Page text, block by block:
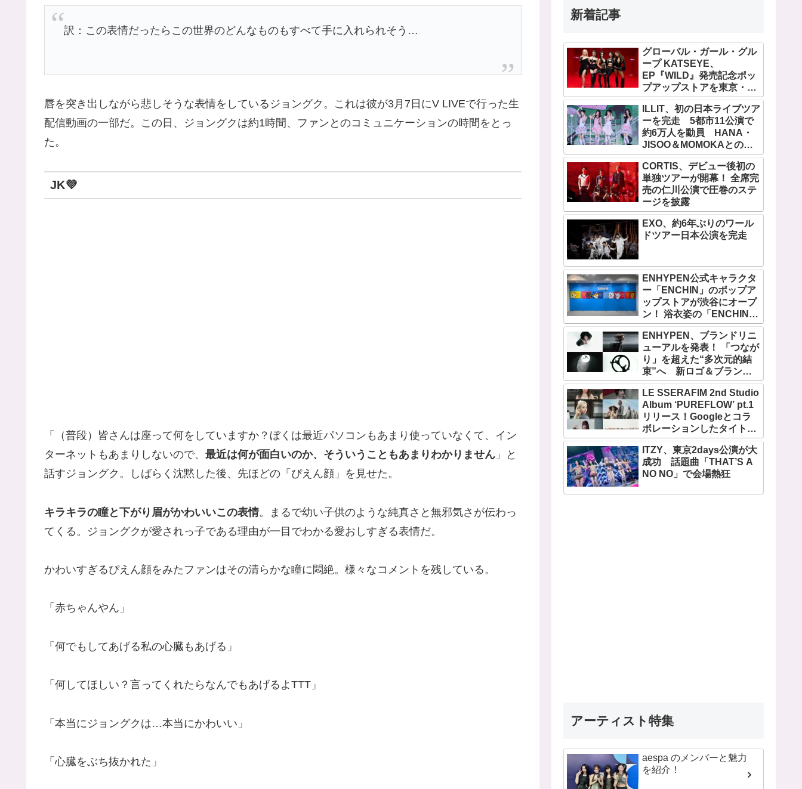
訳：この表情だったらこの世界のどんなものもすべて手に入れられそう…
唇を突き出しながら悲しそうな表情をしているジョングク。これは彼が3月7日にV LIVEで行った生
配信動画の一部だ。この日、ジョングクは約1時間、ファンとのコミュニケーションの時間をとっ
た。
JK💜
「（普段）皆さんは座って何をしていますか？ぼくは最近パソコンもあまり使っていなくて、イン
ターネットもあまりしないので、 最近は何が面白いのか、そういうこともあまりわかりません 」と
話すジョングク。しばらく沈黙した後、先ほどの「ぴえん顔」を見せた。
キラキラの瞳と下がり眉がかわいいこの表情。まるで幼い子供のような純真さと無邪気さが伝わっ
てくる。ジョングクが愛されっ子である理由が一目でわかる愛おしすぎる表情だ。
かわいすぎるぴえん顔をみたファンはその清らかな瞳に悶絶。様々なコメントを残している。
「赤ちゃんやん」
「何でもしてあげる私の心臓もあげる」
「何してほしい？言ってくれたらなんでもあげるよTTT」
「本当にジョングクは…本当にかわいい」
「心臓をぶち抜かれた」
新着記事
グローバル・ガール・グル
ープ KATSEYE、
EP『WILD』発売記念ポッ
プアップストアを東京・原
宿で開催 限定グッズも登
場ILLIT、初の日本ライブツア
ーを完走 5都市11公演で
約6万人を動員 HANA・
JISOO＆MOMOKAとのス
ペシャルコラボも実現
CORTIS、デビュー後初の
単独ツアーが開幕！ 全席完
売の仁川公演で圧巻のステ
ージを披露
EXO、約6年ぶりのワール
ドツアー日本公演を完走
ENHYPEN公式キャラクタ
ー「ENCHIN」のポップア
ップストアが渋谷にオープ
ン！ 浴衣姿の「ENCHIN」
が登場
ENHYPEN、ブランドリニ
ューアルを発表！ 「つなが
り」を超えた“多次元的結
束”へ 新ロゴ＆ブランド
フィルム公開
LE SSERAFIM 2nd Studio
Album ‘PUREFLOW’ pt.1
リリース！Googleとコラ
ボレーションしたタイトル
曲「BOOMPALA」MVも公
開
ITZY、東京2days公演が大
成功 話題曲「THAT’S A
NO NO」で会場熱狂
アーティスト特集
aespa のメンバーと魅力
を紹介！